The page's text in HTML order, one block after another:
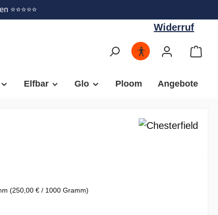
Widerruf
Elfbar Glo Ploom Angebote
(250,00 € / 1000 Gramm)